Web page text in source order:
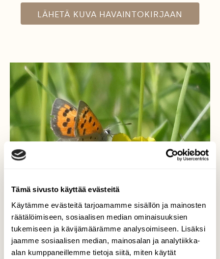
Tämä sivusto käyttää evästeitä
Käytämme evästeitä tarjoamamme sisällön ja mainosten
räätälöimiseen, sosiaalisen median ominaisuuksien
tukemiseen ja kävijämäärämme analysoimiseen. Lisäksi
jaamme sosiaalisen median, mainosalan ja analytiikka-
alan kumppaneillemme tietoja siitä, miten käytät
LÄHETÄ KUVA HAVAINTOKIRJAAN